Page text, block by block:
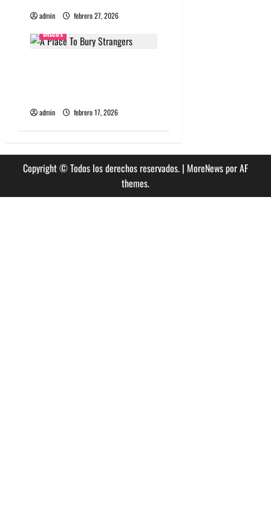
n
t
d
s
admin
febrero 27, 2026
Discos
admin febrero 17, 2026
Copyright © Todos los derechos reservados. | MoreNewspor AF
themes.